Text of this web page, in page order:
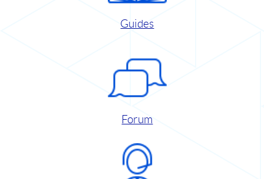
Guides
Forum